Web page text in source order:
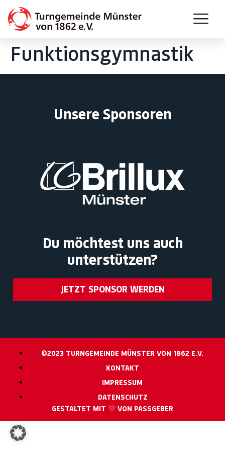
Funktionsgymnastik
Unsere Sponsoren
Du möchtest uns auch
unterstützen?
JETZT SPONSOR WERDEN
©2023 TURNGEMEINDE MÜNSTER VON 1862 E.V.
KONTAKT
IMPRESSUM
DATENSCHUTZ
GESTALTET MIT
VON PASSGEBER